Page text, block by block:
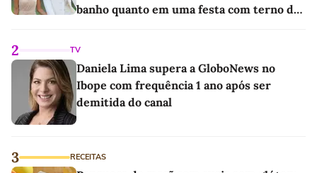
banho quanto em uma festa com terno de
2 TV
Daniela Lima supera a GloboNews no
Ibope com frequência 1 ano após ser
demitida do canal
3 RECEITAS